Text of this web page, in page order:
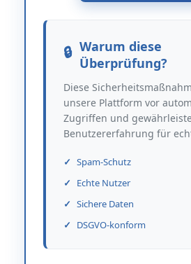
Warum diese
Überprüfung?
Diese
unsere Plattform vor
Zugriffen und
Benutzererfahrung für
Spam-Schutz
Echte Nutzer
Sichere Daten
DSGVO-konform